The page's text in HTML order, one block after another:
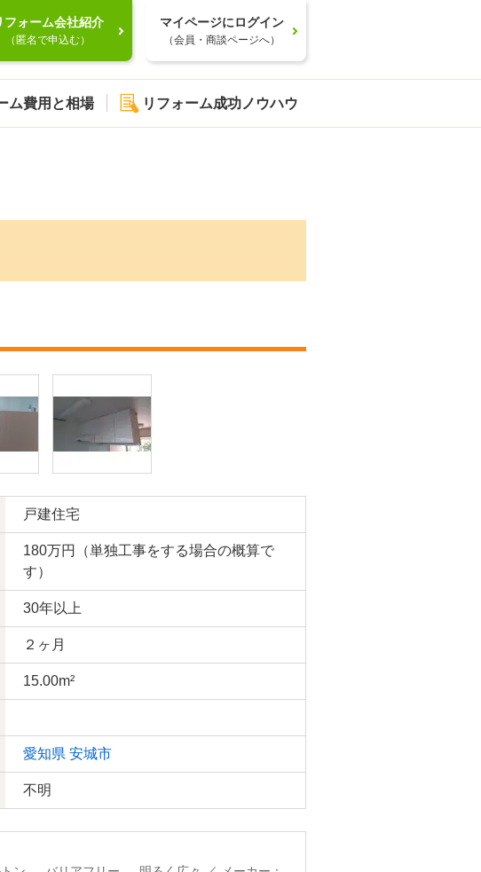
フォーム会社紹介
（匿名で申込む）
マイページにログイン
（会員・商談ページへ）
ム費用と相場 リフォーム成功ノウハウ
戸建住宅
180万円（単独工事をする場合の概算で
す）
30年以上
２ヶ月
15.00m²
愛知県 安城市
不明